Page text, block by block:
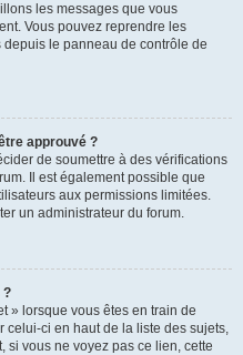
les messages que vous
Vous pouvez reprendre les
le panneau de contrôle de
approuvé ?
de soumettre à des vérifications
Il est également possible que
aux permissions limitées.
un administrateur du forum.
?
» lorsque vous êtes en train de
celui-ci en haut de la liste des sujets,
si vous ne voyez pas ce lien, cette